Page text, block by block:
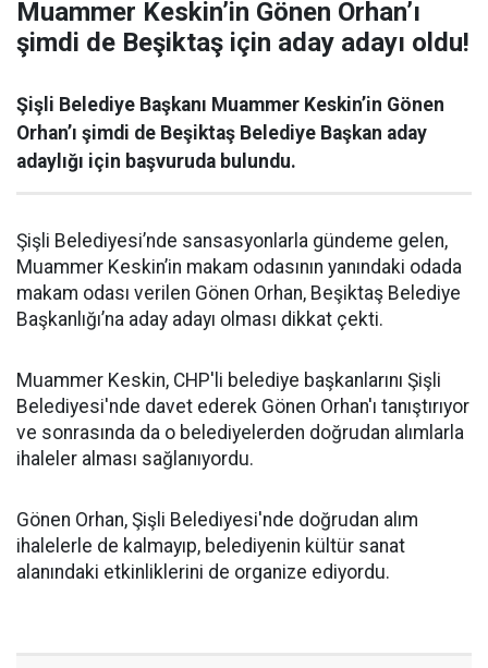
Muammer Keskin’in Gönen Orhan’ı
şimdi de Beşiktaş için aday adayı oldu!
Şişli Belediye Başkanı Muammer Keskin’in Gönen
Orhan’ı şimdi de Beşiktaş Belediye Başkan aday
adaylığı için başvuruda bulundu.
Şişli Belediyesi’nde sansasyonlarla gündeme gelen,
Muammer Keskin’in makam odasının yanındaki odada
makam odası verilen Gönen Orhan, Beşiktaş Belediye
Başkanlığı’na aday adayı olması dikkat çekti.
Muammer Keskin, CHP'li belediye başkanlarını Şişli
Belediyesi'nde davet ederek Gönen Orhan'ı tanıştırıyor
ve sonrasında da o belediyelerden doğrudan alımlarla
ihaleler alması sağlanıyordu.
Gönen Orhan, Şişli Belediyesi'nde doğrudan alım
ihalelerle de kalmayıp, belediyenin kültür sanat
alanındaki etkinliklerini de organize ediyordu.